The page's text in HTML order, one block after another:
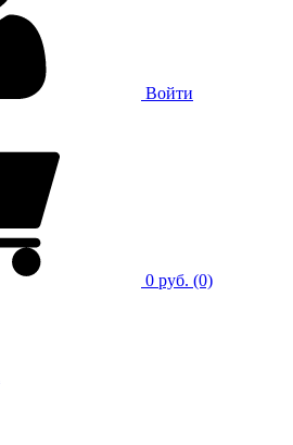
Войти
0 руб. (0)